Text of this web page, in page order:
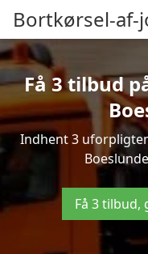
Bortkørsel-af-
Få 3 tilbud
Indhent 3
Få 3